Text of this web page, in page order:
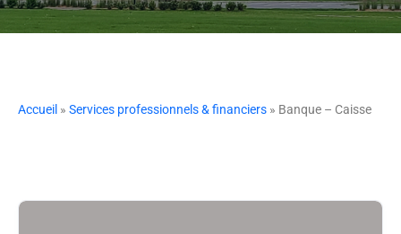
Accueil » Services professionnels & financiers » Banque – Caisse